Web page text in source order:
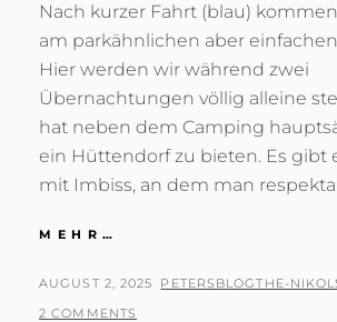
Nach kurzer Fahrt (blau)
am parkähnlichen aber
Hier werden wir während zwei
Übernachtungen völlig alleine
hat neben dem Camping
ein Hüttendorf zu bieten. Es gibt
mit Imbiss, an dem man
MEHR…
RÅNÖLAND
POSTED
ON
AUGUST 2, 2025 BY
PETERSBLOGTHE-
2 COMMENTS